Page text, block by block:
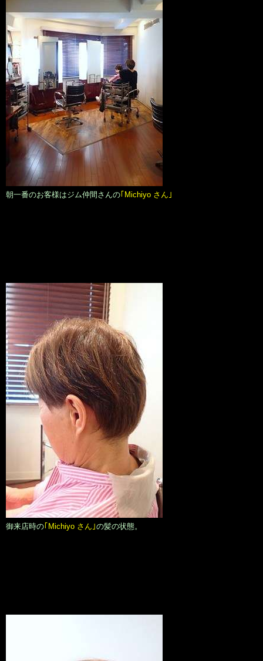
朝一番のお客様はジム仲間さんの｢Michiyo さん｣
御来店時の｢Michiyo さん｣の髪の状態。